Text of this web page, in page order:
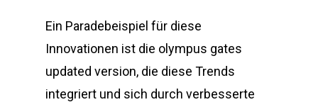
Ein Paradebeispiel für diese
Innovationen ist die olympus gates
updated version, die diese Trends
integriert und sich durch verbesserte